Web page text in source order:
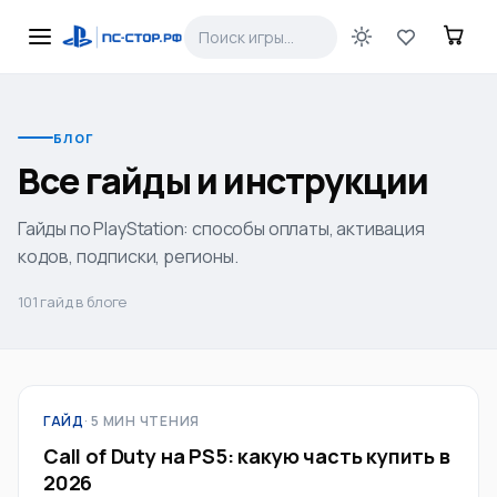
БЛОГ
Все гайды и инструкции
Гайды по PlayStation: способы оплаты, активация
кодов, подписки, регионы.
101 гайд в блоге
ГАЙД· 5 МИН ЧТЕНИЯ
Call of Duty на PS5: какую часть купить в
2026